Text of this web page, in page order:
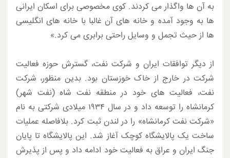
به آن ها واگذار می کردند. کوی مخصوصی برای اسکان ایرانی
ها به وجود آمده و خانه های آن غالبا با خانه های انگلیسی
ها از حیث تجمل و وسایل راحتی برابری می کرد.»
از دیگر توافقات ایران و شرکت نفت، گسترش حوزه فعالیت
شرکت در خارج از خاک خوزستان بود. بدین منظور، شرکت
نفت، فعالیت های خود در منطقه نفت شاه (نفت شهر)
کرمانشاه را توسعه داد و در سال ۱۹۳۴ میلادی شرکتی به نام
«شرکت نفت کرمانشاه» را در لندن ثبت کرد. بلافاصله عملیات
ساخت یک پالایشگاه کوچک آغاز شد. این پالایشگاه تا پایان
جنگ ایران و عراق به فعالیت خود ادامه داد و پس از پذیرش